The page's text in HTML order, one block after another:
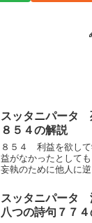
スッタニパータ
８５４の解説
８５４ 利益を欲して
益がなかったとしても
妄執のために他人に
ない。修行とは、利
ない。利益がなかっ
がない。人間...
スッタニパータ
八つの詩句７７